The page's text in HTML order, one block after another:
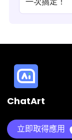
ChatArt
立即取得應用